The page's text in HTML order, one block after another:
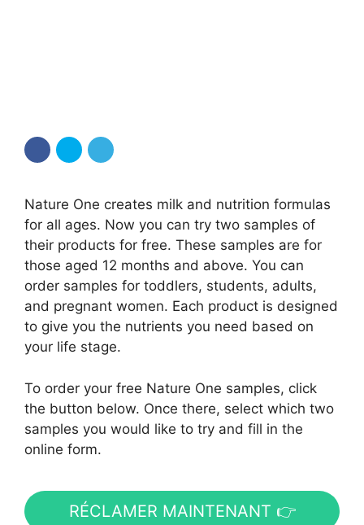
Nature One creates milk and nutrition formulas
for all ages. Now you can try two samples of
their products for free. These samples are for
those aged 12 months and above. You can
order samples for toddlers, students, adults,
and pregnant women. Each product is designed
to give you the nutrients you need based on
your life stage.
To order your free Nature One samples, click
the button below. Once there, select which two
samples you would like to try and fill in the
online form.
RÉCLAMER MAINTENANT 👉